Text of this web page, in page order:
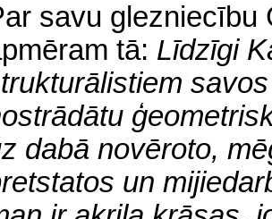
savu glezniecību
ram tā: Līdzīgi
dabā novēroto,
un